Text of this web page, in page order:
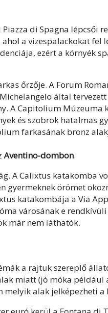
di Spagna lépcsői
a vizespalackokat fel
ezért a környék
őrzője. A Forum
által
A Capitolium Múzeuma
és szobrok hatalmas
farkasának bronz
Aventino-dombon.
A Calixtus katakomba
örömet
katakombája a Via
városának e
már nem láthatók.
a rajtuk szereplő
miatt (jó móka
alak jelképezheti a